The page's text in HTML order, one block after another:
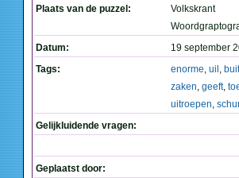
Plaats van de puzzel:
Volkskrant
Datum:
19 september
Tags:
enorme, uil ,
zaken, geeft,
uitroepen,
Gelijkluidende vragen:
Geplaatst door: